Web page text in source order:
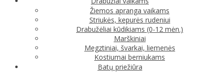
Žiemos apranga vaikams
Striukės, kepurės rudeniui
Drabužėliai kūdikiams (0-12 mėn.)
Marškiniai
Megztiniai, švarkai, liemenės
Kostiumai berniukams
Batų priežiūra